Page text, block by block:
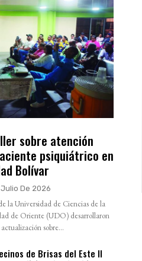
sobre atención
psiquiátrico en
Bolívar
De 2026
la Universidad de Ciencias de la
de Oriente (UDO) desarrollaron
sobre...
de Brisas del Este II